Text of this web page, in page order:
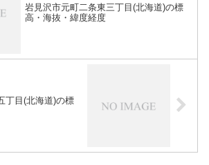
岩見沢市元町二条東三丁目(北海道)の標
高・海抜・緯度経度
丁目(北海道)の標